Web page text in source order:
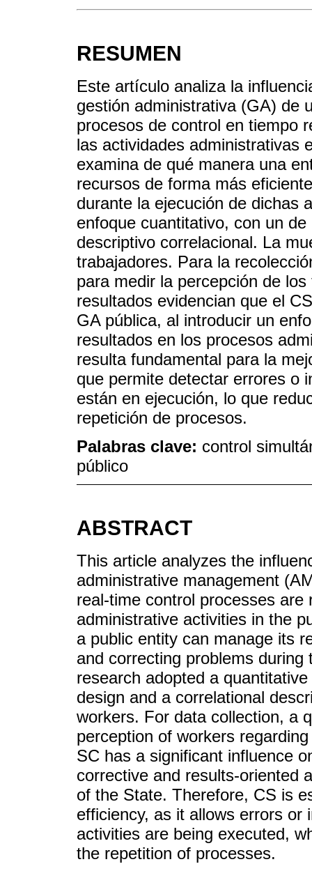
RESUMEN
Este artículo analiza la
gestión administrativa (GA) de
procesos de control en tiempo
las actividades administrativas
examina de qué manera una
recursos de forma más
durante la ejecución de dichas
enfoque cuantitativo, con un
descriptivo correlacional. La
trabajadores. Para la
para medir la percepción de
resultados evidencian que el
GA pública, al introducir un
resultados en los procesos
resulta fundamental para la
que permite detectar errores o
están en ejecución, lo que
repetición de procesos.
Palabras clave: control
público
ABSTRACT
This article analyzes the
administrative management
real-time control processes
administrative activities in the
a public entity can manage its
and correcting problems
research adopted a
design and a correlational
workers. For data collection, a
perception of workers
SC has a significant influence
corrective and results-oriented
of the State. Therefore, CS is
efficiency, as it allows errors or
activities are being executed,
the repetition of processes.